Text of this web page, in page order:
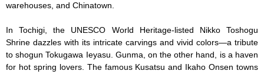
warehouses, and Chinatown.
In Tochigi, the UNESCO World Heritage-listed Nikko Toshogu
Shrine dazzles with its intricate carvings and vivid colors—a tribute
to shogun Tokugawa Ieyasu. Gunma, on the other hand, is a haven
for hot spring lovers. The famous Kusatsu and Ikaho Onsen towns